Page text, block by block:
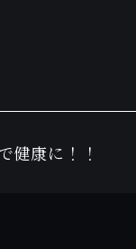
健康に！！